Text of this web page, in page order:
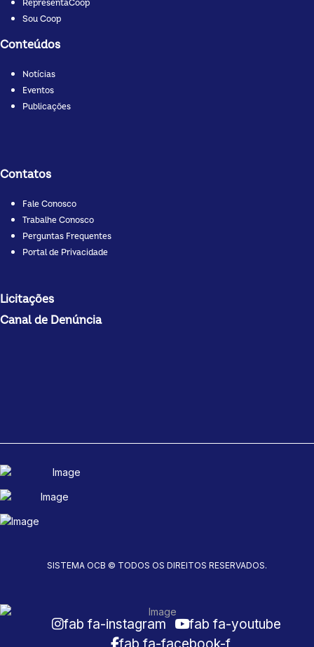
RepresentaCoop
Sou Coop
Conteúdos
Notícias
Eventos
Publicações
Contatos
Fale Conosco
Trabalhe Conosco
Perguntas Frequentes
Portal de Privacidade
Licitações
Canal de Denúncia
SISTEMA OCB © TODOS OS DIREITOS RESERVADOS.
fab fa-instagram
fab fa-youtube